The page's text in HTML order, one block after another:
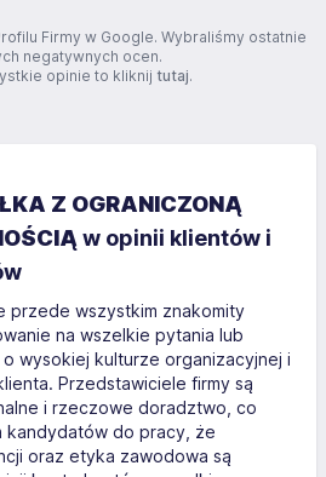
żadna z nich nie wzbudziła mojego
próbowały mnie nawet
Olga okazała się fachowcem z
Firmy w Google. Wybraliśmy ostatnie
negatywnych ocen.
opinie to kliknij tutaj.
Z OGRANICZONĄ
w opinii klientów i
przede wszystkim znakomity
na wszelkie pytania lub
wysokiej kulturze organizacyjnej i
Przedstawiciele firmy są
i rzeczowe doradztwo, co
kandydatów do pracy, że
oraz etyka zawodowa są